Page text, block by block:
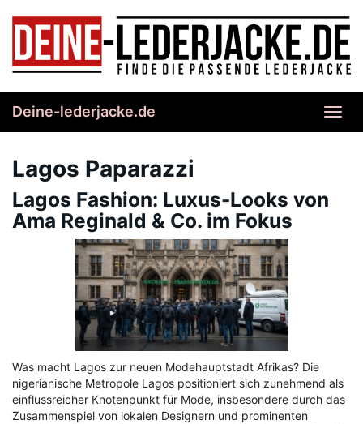
content
Deine-lederjacke.de
Lagos Paparazzi
Lagos Fashion: Luxus-Looks von
Ama Reginald & Co. im Fokus
Was macht Lagos zur neuen Modehauptstadt Afrikas? Die
nigerianische Metropole Lagos positioniert sich zunehmend als
einflussreicher Knotenpunkt für Mode, insbesondere durch das
Zusammenspiel von lokalen Designern und prominenten